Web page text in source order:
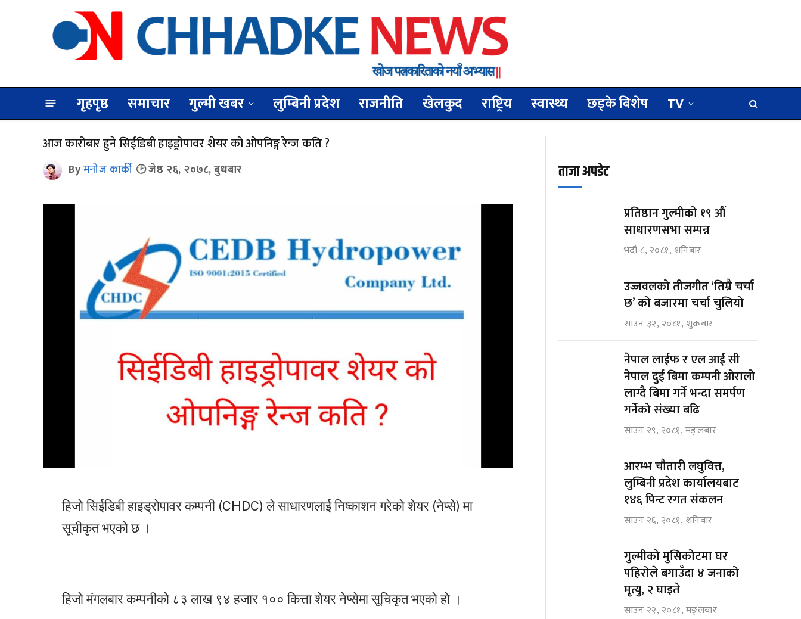
गृहपृष्ठ समाचार गुल्मी खबर लुम्बिनी प्रदेश राजनीति खेलकुद राष्ट्रिय स्वास्थ्य छड्के बिशेष TV
आज कारोबार हुने सिईडिबी हाइड्रोपावर शेयर को ओपनिङ्ग रेन्ज कति ?
Byमनोज कार्की जेष्ठ २६, २०७८, बुधबार
हिजो सिईडिबी हाइड्रोपावर कम्पनी (CHDC) ले साधारणलाई निष्काशन गरेको शेयर (नेप्से) मा
सूचीकृत भएको छ ।
हिजो मंगलबार कम्पनीको ८३ लाख ९४ हजार १०० कित्ता शेयर नेप्सेमा सूचिकृत भएको हो ।
ताजा अपडेट
प्रतिष्ठान गुल्मीको १९ औं
साधारणसभा सम्पन्न
भदौ ८, २०८१, शनिबार
उज्जवलको तीजगीत ‘तिम्रै चर्चा
छ’ को बजारमा चर्चा चुलियो
साउन ३२, २०८१, शुक्रबार
नेपाल लाईफ र एल आई सी
नेपाल दुई बिमा कम्पनी ओरालो
लाग्दै बिमा गर्ने भन्दा समर्पण
गर्नेको संख्या बढि
साउन २९, २०८१, मङ्लबार
आरम्भ चौतारी लघुवित्त,
लुम्बिनी प्रदेश कार्यालयबाट
१४६ पिन्ट रगत संकलन
साउन २६, २०८१, शनिबार
गुल्मीको मुसिकोटमा घर
पहिरोले बगाउँदा ४ जनाको
मृत्यु, २ घाइते
साउन २२, २०८१, मङ्लबार